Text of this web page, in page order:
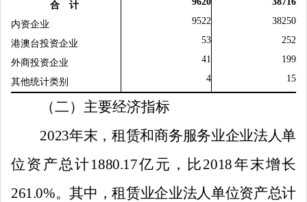
合 计
内资企业 9522 38250
港澳台投资企业 53 252
外商投资企业 41 199
其他统计类别 4 15
（二）主要经济指标
2023年末，租赁和商务服务业企业法人单
位资产总计1880.17亿元，比2018年末增长
261.0%。其中，租赁业企业法人单位资产总计